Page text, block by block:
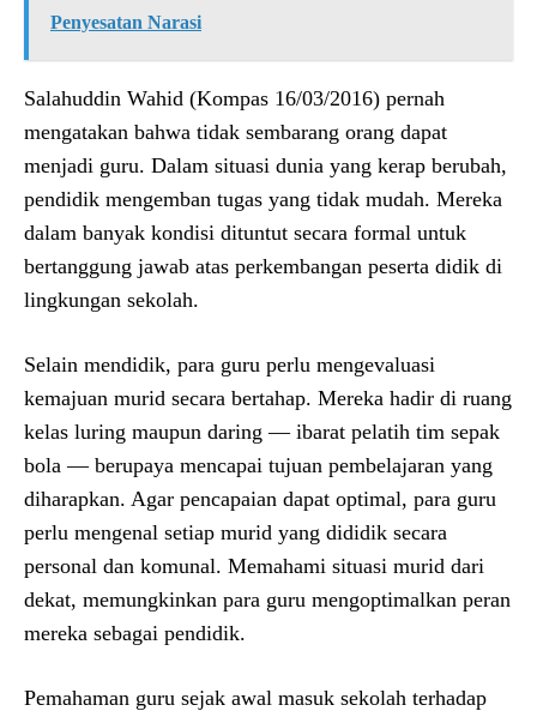
Penyesatan Narasi
Salahuddin Wahid (Kompas 16/03/2016) pernah
mengatakan bahwa tidak sembarang orang dapat
menjadi guru. Dalam situasi dunia yang kerap berubah,
pendidik mengemban tugas yang tidak mudah. Mereka
dalam banyak kondisi dituntut secara formal untuk
bertanggung jawab atas perkembangan peserta didik di
lingkungan sekolah.
Selain mendidik, para guru perlu mengevaluasi
kemajuan murid secara bertahap. Mereka hadir di ruang
kelas luring maupun daring — ibarat pelatih tim sepak
bola — berupaya mencapai tujuan pembelajaran yang
diharapkan. Agar pencapaian dapat optimal, para guru
perlu mengenal setiap murid yang dididik secara
personal dan komunal. Memahami situasi murid dari
dekat, memungkinkan para guru mengoptimalkan peran
mereka sebagai pendidik.
Pemahaman guru sejak awal masuk sekolah terhadap